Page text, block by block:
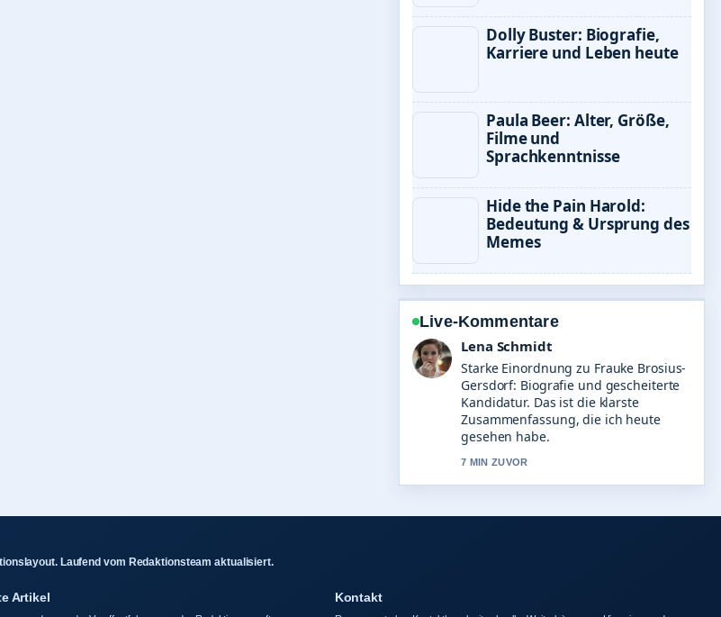
Dolly Buster: Biografie,
Karriere und Leben heute
Paula Beer: Alter, Größe,
Filme und
Sprachkenntnisse
Hide the Pain Harold:
Bedeutung & Ursprung des
Memes
Live-Kommentare
Felix Meyer
Verfolge Julian Benz: Alter, Beruf,
Gage und Beziehungsstatus genau –
schaetze den ausgewogenen Ton hier.
9 MIN ZUVOR
Artikel
Korrekturen.